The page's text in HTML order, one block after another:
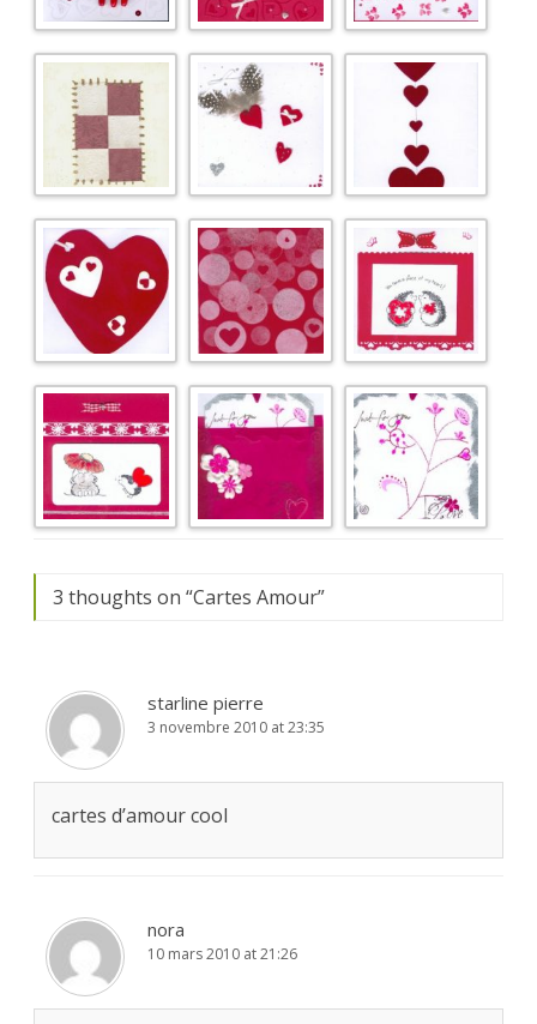
3 thoughts on “Cartes Amour”
starline pierre
3 novembre 2010 at 23:35
cartes d’amour cool
nora
10 mars 2010 at 21:26